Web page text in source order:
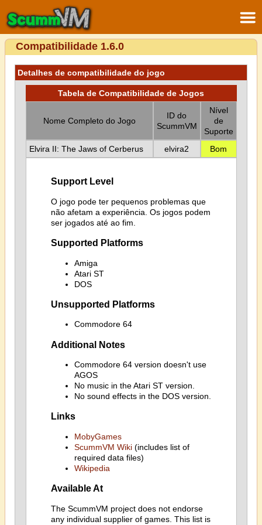
Compatibilidade 1.6.0
Detalhes de compatibilidade do jogo
Tabela de Compatibilidade de Jogos
Nome Completo do Jogo
ID do
ScummVM
Nível
de
Suporte
Elvira II: The Jaws of Cerberus
elvira2 Bom
Support Level
O jogo pode ter pequenos problemas que
não afetam a experiência. Os jogos podem
ser jogados até ao fim.
Supported Platforms
Amiga
Atari ST
DOS
Unsupported Platforms
Commodore 64
Additional Notes
Commodore 64 version doesn't use
AGOS
No music in the Atari ST version.
No sound effects in the DOS version.
Links
MobyGames
ScummVM Wiki(includes list of
required data files)
Wikipedia
Available At
The ScummVM project does not endorse
any individual supplier of games. This list is